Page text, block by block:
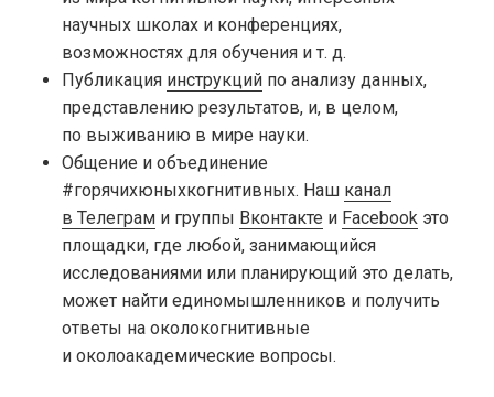
научных школах и конференциях,
возможностях для обучения и т. д.
Публикация инструкцийпо анализу данных,
представлению результатов, и, в целом,
по выживанию в мире науки.
Общение и объединение
#горячихюныхкогнитивных. Наш канал
в Телеграми группы Вконтакте и Facebook это
площадки, где любой, занимающийся
исследованиями или планирующий это делать,
может найти единомышленников и получить
ответы на околокогнитивные
и околоакадемические вопросы.